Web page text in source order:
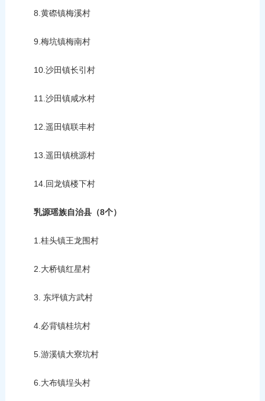
8.黄磜镇梅溪村
9.梅坑镇梅南村
10.沙田镇长引村
11.沙田镇咸水村
12.遥田镇联丰村
13.遥田镇桃源村
14.回龙镇楼下村
乳源瑶族自治县（8个）
1.桂头镇王龙围村
2.大桥镇红星村
3. 东坪镇方武村
4.必背镇桂坑村
5.游溪镇大寮坑村
6.大布镇埕头村